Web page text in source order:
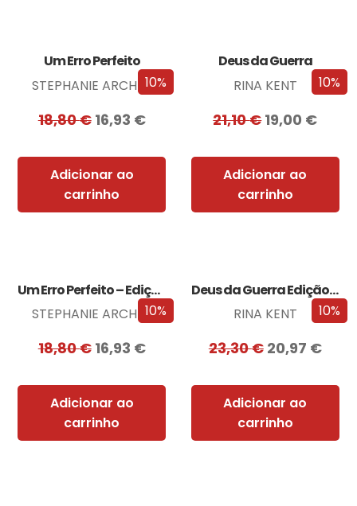
10%
Um Erro Perfeito
STEPHANIE ARCHER
18,80€ 16,93 €
Adicionar ao
carrinho
10%
Deus da Guerra
RINA KENT
21,10€19,00 €
Adicionar ao
carrinho
10%
Um Erro Perfeito – Edição com EDGES
STEPHANIE ARCHER
18,80€ 16,93 €
Adicionar ao
carrinho
10%
Deus da Guerra Edição com EDGES
RINA KENT
23,30€ 20,97 €
Adicionar ao
carrinho